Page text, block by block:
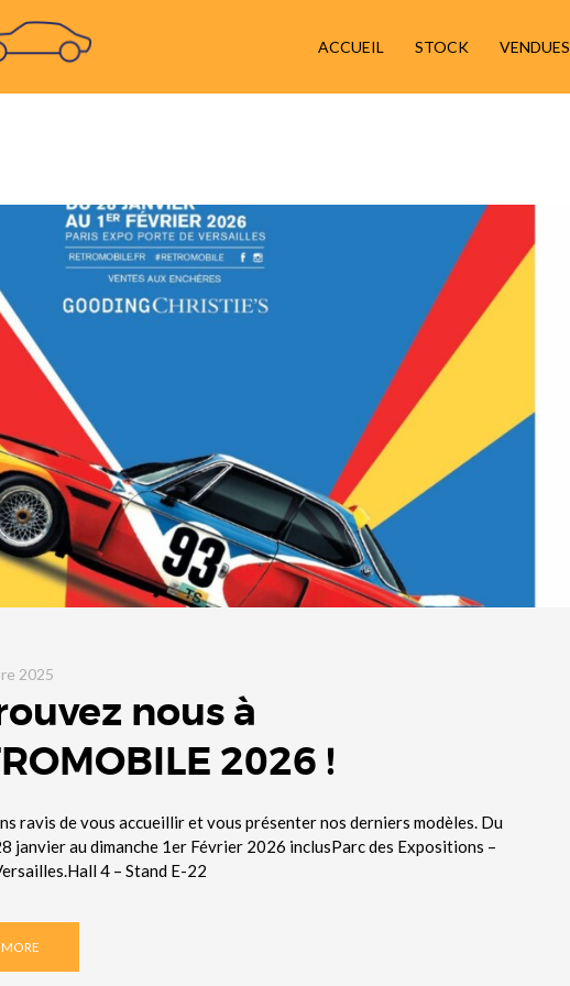
ACCUEIL STOCK VENDUES
STOCK
LOCATIONS
RESTAURATION
ACTUALITÉS
2025
nous à
2026 !
ravis de vous accueillir et vous présenter nos derniers modèles. Du
janvier au dimanche 1er Février 2026 inclusParc des Expositions –
4 – Stand E-22